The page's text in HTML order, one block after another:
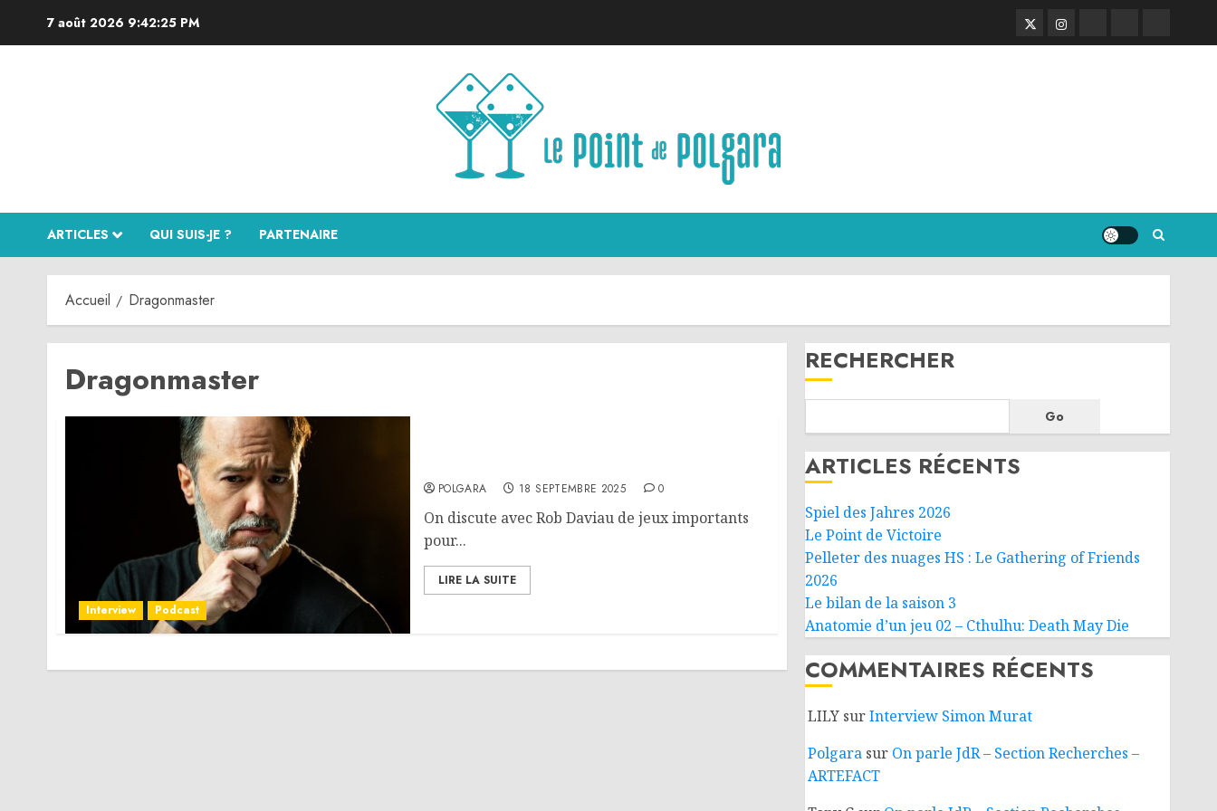
7 août 2026 9:42:25 PM TwitterInstagram
ARTICLES QUI SUIS-JE ? PARTENAIRE
Accueil Dragonmaster
Dragonmaster
Interview Podcast
POLGARA 18 SEPTEMBRE 2025 0
On discute avec Rob Daviau de jeux importants
pour...
LIRE LA SUITE
RECHERCHER
Go
ARTICLES RÉCENTS
Spiel des Jahres 2026
Le Point de Victoire
Pelleter des nuages HS : Le Gathering of Friends
2026
Le bilan de la saison 3
Anatomie d’un jeu 02 – Cthulhu: Death May Die
COMMENTAIRES RÉCENTS
LILYsurInterview Simon Murat
Polgarasur On parle JdR – Section Recherches –
ARTEFACT